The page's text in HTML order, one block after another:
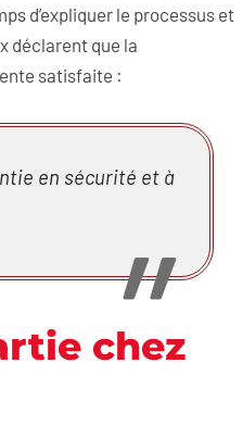
d’expliquer le processus et
déclarent que la
satisfaite :
en sécurité et à
chez